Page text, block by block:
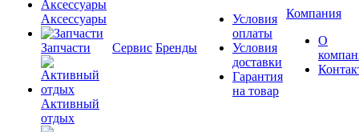
Аксессуары
Запчасти
Активный
отдых
Сервис Бренды
Условия
оплаты
Условия
доставки
Гарантия
на товар
Компания
О